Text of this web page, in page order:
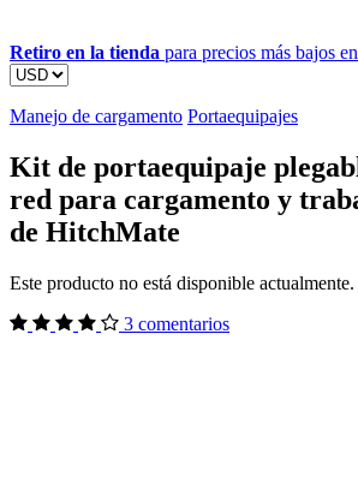
Retiro en la tienda para precios más bajos
Manejo de cargamento Portaequipajes
Kit de portaequipaje
red para cargamento y
de HitchMate
Este producto no está disponible actualmente.
3 comentarios